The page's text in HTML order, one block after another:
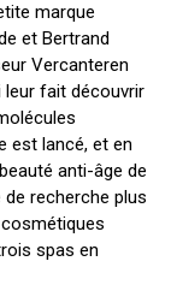
marque
et Bertrand
Vercanteren
leur fait découvrir
est lancé, et en
anti-âge de
recherche plus
spas en